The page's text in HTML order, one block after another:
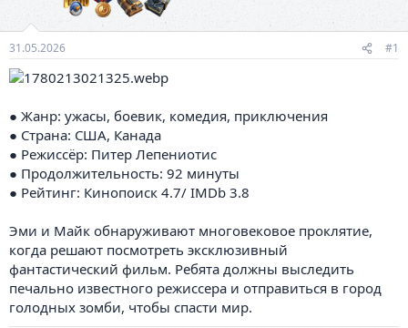
31.05.2026 #1
● Жанр: ужасы, боевик, комедия, приключения
● Страна: США, Канада
● Режиссёр: Питер Лепениотис
● Продолжительность: 92 минуты
● Рейтинг: Кинопоиск 4.7/ IMDb 3.8
Эми и Майк обнаруживают многовековое проклятие,
когда решают посмотреть эксклюзивный
фантастический фильм. Ребята должны выследить
печально известного режиссера и отправиться в город
голодных зомби, чтобы спасти мир.